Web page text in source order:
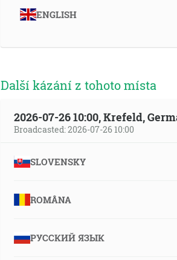
ENGLISH
Další kázání z tohoto místa
2026-07-26 10:00, Krefeld,
Broadcasted: 2026-07-26 10:00
SLOVENSKY
ROMÂNA
РУССКИЙ ЯЗЫК